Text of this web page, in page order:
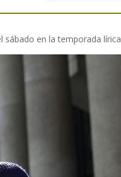
sábado en la temporada lírica